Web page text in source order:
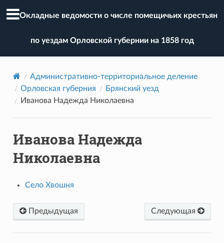
Окладные ведомости о числе помещичьих крестьян
по уездам Орловской губернии на 1858 год
Административно-территориальное деление
Орловская губерния
Брянский уезд
Иванова Надежда Николаевна
Иванова Надежда
Николаевна
Село Хвошня
Предыдущая Следующая